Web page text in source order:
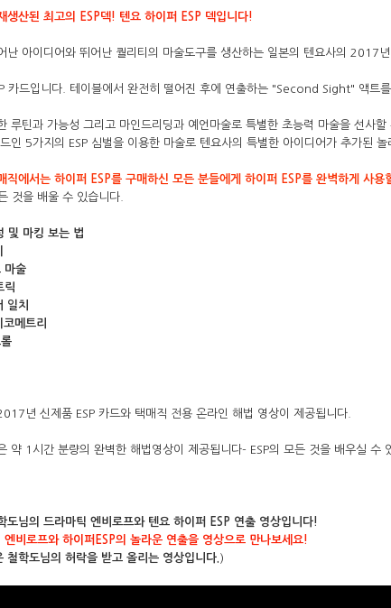
생산된 최고의 ESP덱! 텐요 하이퍼 ESP 덱입니다!
난 아이디어와 뛰어난 퀄리티의 마술도구를 생산하는 일본의 텐요사의 2017
카드입니다. 테이블에서 완전히 떨어진 후에 연출하는 "Second Sight" 액트
루틴과 가능성 그리고 마인드리딩과 예언마술로 특별한 초능력 마술을 선사
인 5가지의 ESP 심벌을 이용한 마술로 텐요사의 특별한 아이디어가 추가된
직에서는 하이퍼 ESP를 구매하신 모든 분들에게 하이퍼 ESP를 완벽하게 사
것을 배울 수 있습니다.
및 마킹 보는 법
마술
릭
일치
메트리
년 신제품 ESP 카드와 택매직 전용 온라인 해법 영상이 제공됩니다.
약 1시간 분량의 완벽한 해법영상이 제공됩니다- ESP의 모든 것을 배우실 수
도님의 드라마틱 엔비로프와 텐요 하이퍼 ESP 연출 영상입니다!
엔비로프와 하이퍼ESP의 놀라운 연출을 영상으로 만나보세요!
철학도님의 허락을 받고 올리는 영상입니다. )